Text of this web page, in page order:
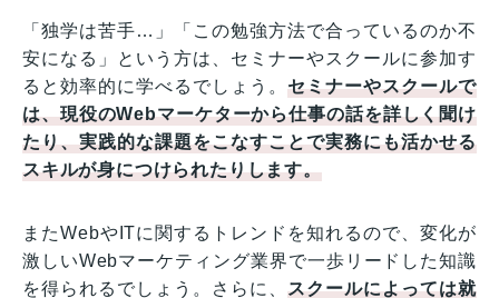
「独学は苦手…」「この勉強方法で合っているのか不
安になる」という方は、セミナーやスクールに参加す
ると効率的に学べるでしょう。セミナーやスクールで
は、現役のWebマーケターから仕事の話を詳しく聞け
たり、実践的な課題をこなすことで実務にも活かせる
スキルが身につけられたりします。
またWebやITに関するトレンドを知れるので、変化が
激しいWebマーケティング業界で一歩リードした知識
を得られるでしょう。さらに、スクールによっては就